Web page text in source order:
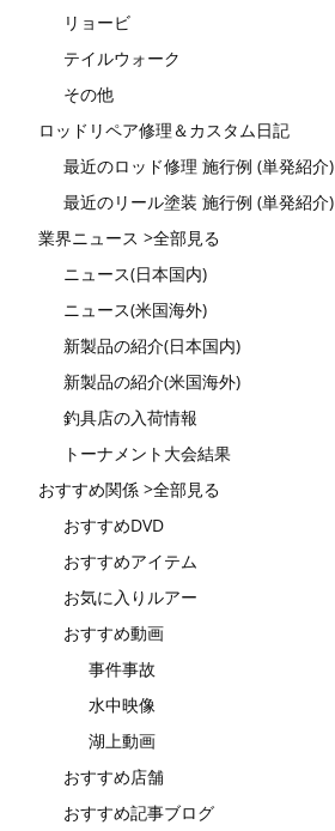
リョービ
テイルウォーク
その他
ロッドリペア修理＆カスタム日記
最近のロッド修理 施行例 (単発紹介)
最近のリール塗装 施行例 (単発紹介)
業界ニュース >全部見る
ニュース(日本国内)
ニュース(米国海外)
新製品の紹介(日本国内)
新製品の紹介(米国海外)
釣具店の入荷情報
トーナメント大会結果
おすすめ関係 >全部見る
おすすめDVD
おすすめアイテム
お気に入りルアー
おすすめ動画
事件事故
水中映像
湖上動画
おすすめ店舗
おすすめ記事ブログ